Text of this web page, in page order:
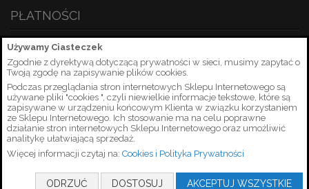
Używamy Ciasteczek
Zgodnie z dyrektywą dotyczącą prywatności w sieci, musimy zapytać o
Twoją zgodę na zapisywanie plików cookies.
Podczas przeglądania stron internetowych Sklepu Internetowego są
używane pliki "cookies ", czyli niewielkie informacje tekstowe, które są
zapisywane w urządzeniu końcowym Klienta w związku korzystaniem
ze Sklepu Internetowego. Ich stosowanie ma na celu poprawne
działanie stron internetowych Sklepu Internetowego oraz umożliwić
analitykę ułatwiającą sprzedaż.
Więcej informacji czytaj na: Cookies i Polityka Prywatności
ODRZUĆ DOSTOSUJ AKCEPTUJ WSZYSTKIE
PŁATNOŚCI
Copyright © 2026 PetrusSerwis.pl